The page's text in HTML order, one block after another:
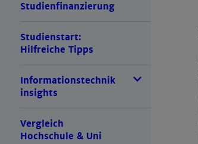
Studienfinanzierung
Studienstart:
Hilfreiche Tipps
Informationstechnik
insights
Vergleich
Hochschule & Uni